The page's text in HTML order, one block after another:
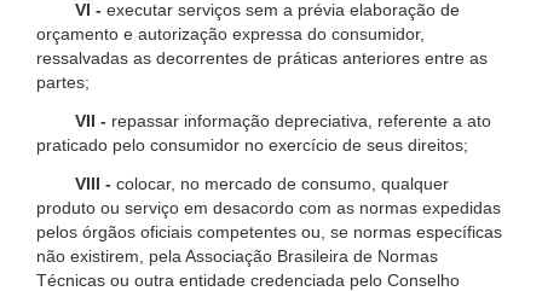
VI - executar serviços sem a prévia elaboração de
orçamento e autorização expressa do consumidor,
ressalvadas as decorrentes de práticas anteriores entre as
partes;
VII - repassar informação depreciativa, referente a ato
praticado pelo consumidor no exercício de seus direitos;
VIII - colocar, no mercado de consumo, qualquer
produto ou serviço em desacordo com as normas expedidas
pelos órgãos oficiais competentes ou, se normas específicas
não existirem, pela Associação Brasileira de Normas
Técnicas ou outra entidade credenciada pelo Conselho